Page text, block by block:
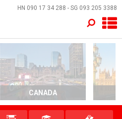
HN 090 17 34 288 - SG 093 205 3388
CANADA
×